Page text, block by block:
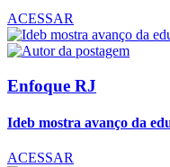
ACESSAR
Enfoque RJ
Ideb mostra avanço da
ACESSAR